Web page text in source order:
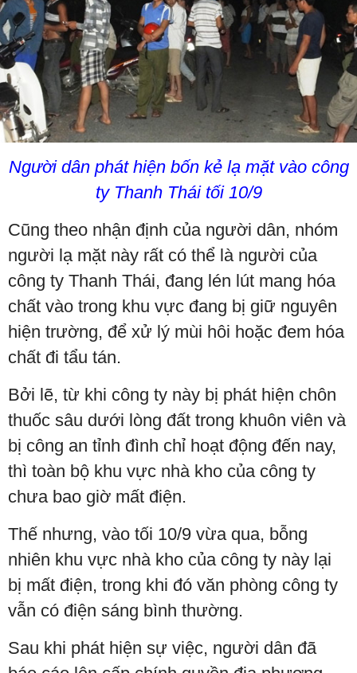
Người dân phát hiện bốn kẻ lạ mặt vào công
ty Thanh Thái tối 10/9
Cũng theo nhận định của người dân, nhóm
người lạ mặt này rất có thể là người của
công ty Thanh Thái, đang lén lút mang hóa
chất vào trong khu vực đang bị giữ nguyên
hiện trường, để xử lý mùi hôi hoặc đem hóa
chất đi tẩu tán.
Bởi lẽ, từ khi công ty này bị phát hiện chôn
thuốc sâu dưới lòng đất trong khuôn viên và
bị công an tỉnh đình chỉ hoạt động đến nay,
thì toàn bộ khu vực nhà kho của công ty
chưa bao giờ mất điện.
Thế nhưng, vào tối 10/9 vừa qua, bỗng
nhiên khu vực nhà kho của công ty này lại
bị mất điện, trong khi đó văn phòng công ty
vẫn có điện sáng bình thường.
Sau khi phát hiện sự việc, người dân đã